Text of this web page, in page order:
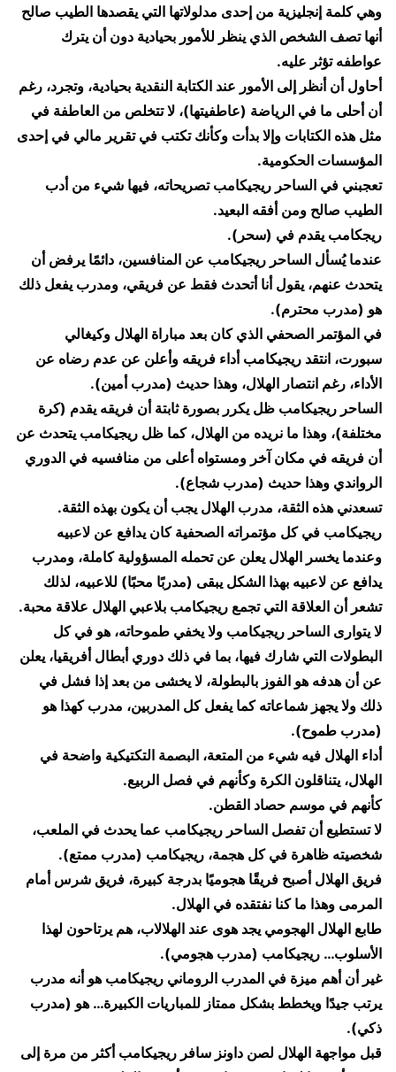
وهي كلمة إنجليزية من إحدى مدلولاتها التي يقصدها الطيب صالح
أنها تصف الشخص الذي ينظر للأمور بحيادية دون أن يترك
عواطفه تؤثر عليه.
أحاول أن أنظر إلى الأمور عند الكتابة النقدية بحيادية، وتجرد، رغم
أن أحلى ما في الرياضة (عاطفيتها)، لا تتخلص من العاطفة في
مثل هذه الكتابات وإلا بدأت وكأنك تكتب في تقرير مالي في إحدى
المؤسسات الحكومية.
تعجبني في الساحر ريجيكامب تصريحاته، فيها شيء من أدب
الطيب صالح ومن أفقه البعيد.
ريجكامب يقدم في (سحر).
عندما يُسأل الساحر ريجيكامب عن المنافسين، دائمًا يرفض أن
يتحدث عنهم، يقول أنا أتحدث فقط عن فريقي، ومدرب يفعل ذلك
هو (مدرب محترم).
في المؤتمر الصحفي الذي كان بعد مباراة الهلال وكيغالي
سبورت، انتقد ريجيكامب أداء فريقه وأعلن عن عدم رضاه عن
الأداء، رغم انتصار الهلال، وهذا حديث (مدرب أمين).
الساحر ريجيكامب ظل يكرر بصورة ثابتة أن فريقه يقدم (كرة
مختلفة)، وهذا ما نريده من الهلال، كما ظل ريجيكامب يتحدث عن
أن فريقه في مكان آخر ومستواه أعلى من منافسيه في الدوري
الرواندي وهذا حديث (مدرب شجاع).
تسعدني هذه الثقة، مدرب الهلال يجب أن يكون بهذه الثقة.
ريجيكامب في كل مؤتمراته الصحفية كان يدافع عن لاعبيه
وعندما يخسر الهلال يعلن عن تحمله المسؤولية كاملة، ومدرب
يدافع عن لاعبيه بهذا الشكل يبقى (مدربًا محبًا) للاعبيه، لذلك
تشعر أن العلاقة التي تجمع ريجيكامب بلاعبي الهلال علاقة محبة.
لا يتوارى الساحر ريجيكامب ولا يخفي طموحاته، هو في كل
البطولات التي شارك فيها، بما في ذلك دوري أبطال أفريقيا، يعلن
عن أن هدفه هو الفوز بالبطولة، لا يخشى من بعد إذا فشل في
ذلك ولا يجهز شماعاته كما يفعل كل المدربين، مدرب كهذا هو
(مدرب طموح).
أداء الهلال فيه شيء من المتعة، البصمة التكتيكية واضحة في
الهلال، يتناقلون الكرة وكأنهم في فصل الربيع.
كأنهم في موسم حصاد القطن.
لا تستطيع أن تفصل الساحر ريجيكامب عما يحدث في الملعب،
شخصيته ظاهرة في كل هجمة، ريجيكامب (مدرب ممتع).
فريق الهلال أصبح فريقًا هجوميًا بدرجة كبيرة، فريق شرس أمام
المرمى وهذا ما كنا نفتقده في الهلال.
طابع الهلال الهجومي يجد هوى عند الهلالاب، هم يرتاحون لهذا
الأسلوب… ريجيكامب (مدرب هجومي).
غير أن أهم ميزة في المدرب الروماني ريجيكامب هو أنه مدرب
يرتب جيدًا ويخطط بشكل ممتاز للمباريات الكبيرة… هو (مدرب
ذكي).
قبل مواجهة الهلال لصن داونز سافر ريجيكامب أكثر من مرة إلى